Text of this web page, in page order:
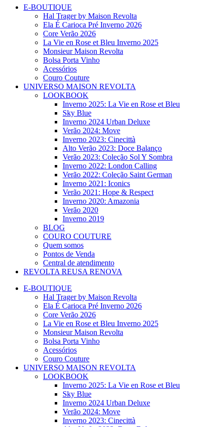
E-BOUTIQUE
Hal Trager by Maison Revolta
Ela É Carioca Pré Inverno 2026
Core Verão 2026
La Vie en Rose et Bleu Inverno 2025
Monsieur Maison Revolta
Bolsa Porta Vinho
Acessórios
Couro Couture
UNIVERSO MAISON REVOLTA
LOOKBOOK
Inverno 2025: La Vie en Rose et Bleu
Sky Blue
Inverno 2024 Urban Deluxe
Verão 2024: Move
Inverno 2023: Cinecittà
Alto Verão 2023: Doce Balanço
Verão 2023: Coleção Sol Y Sombra
Inverno 2022: London Calling
Verão 2022: Coleção Saint German
Inverno 2021: Iconics
Verão 2021: Hope & Respect
Inverno 2020: Amazonia
Verão 2020
Inverno 2019
BLOG
COURO COUTURE
Quem somos
Pontos de Venda
Central de atendimento
REVOLTA REUSA RENOVA
E-BOUTIQUE
Hal Trager by Maison Revolta
Ela É Carioca Pré Inverno 2026
Core Verão 2026
La Vie en Rose et Bleu Inverno 2025
Monsieur Maison Revolta
Bolsa Porta Vinho
Acessórios
Couro Couture
UNIVERSO MAISON REVOLTA
LOOKBOOK
Inverno 2025: La Vie en Rose et Bleu
Sky Blue
Inverno 2024 Urban Deluxe
Verão 2024: Move
Inverno 2023: Cinecittà